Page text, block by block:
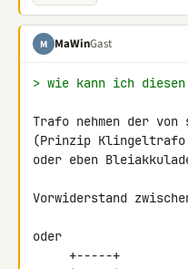
M MaWinGast
> wie kann ich
Trafo nehmen der
(Prinzip Klingeltrafo
oder eben
Vorwiderstand
oder